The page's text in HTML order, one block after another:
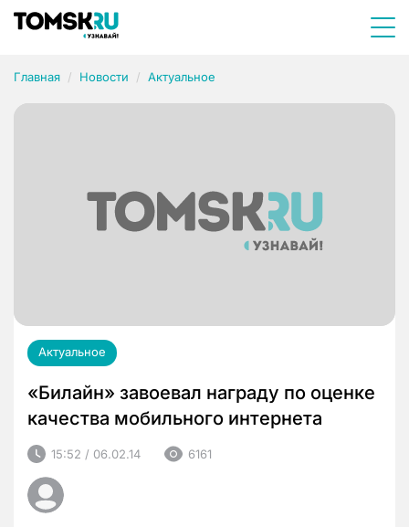
Главная Новости Актуальное
Актуальное
«Билайн» завоевал награду по оценке
качества мобильного интернета
15:52 / 06.02.14 6161